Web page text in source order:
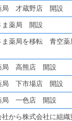
局 才蔵野店 開設
ま薬局 開設
ま薬局を移転 青空
局 高熊店 開設
局 下市場店 開設
局 一色店 開設
社から株式会社に組織